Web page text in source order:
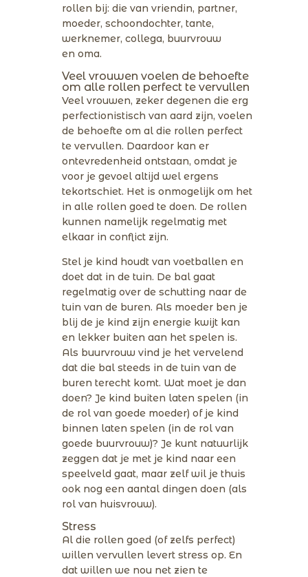
rollen bij: die van vriendin, partner,
moeder, schoondochter, tante,
werknemer, collega, buurvrouw
en oma.
Veel vrouwen voelen de behoefte
om alle rollen perfect te vervullen
Veel vrouwen, zeker degenen die erg
perfectionistisch van aard zijn, voelen
de behoefte om al die rollen perfect
te vervullen. Daardoor kan er
ontevredenheid ontstaan, omdat je
voor je gevoel altijd wel ergens
tekortschiet. Het is onmogelijk om het
in alle rollen goed te doen. De rollen
kunnen namelijk regelmatig met
elkaar in conflict zijn.
Stel je kind houdt van voetballen en
doet dat in de tuin. De bal gaat
regelmatig over de schutting naar de
tuin van de buren. Als moeder ben je
blij de je kind zijn energie kwijt kan
en lekker buiten aan het spelen is.
Als buurvrouw vind je het vervelend
dat die bal steeds in de tuin van de
buren terecht komt. Wat moet je dan
doen? Je kind buiten laten spelen (in
de rol van goede moeder) of je kind
binnen laten spelen (in de rol van
goede buurvrouw)? Je kunt natuurlijk
zeggen dat je met je kind naar een
speelveld gaat, maar zelf wil je thuis
ook nog een aantal dingen doen (als
rol van huisvrouw).
Stress
Al die rollen goed (of zelfs perfect)
willen vervullen levert stress op. En
dat willen we nou net zien te